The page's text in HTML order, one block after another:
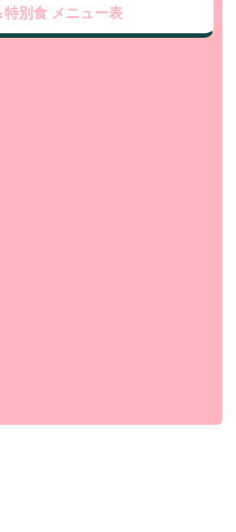
特別食 メニュー表